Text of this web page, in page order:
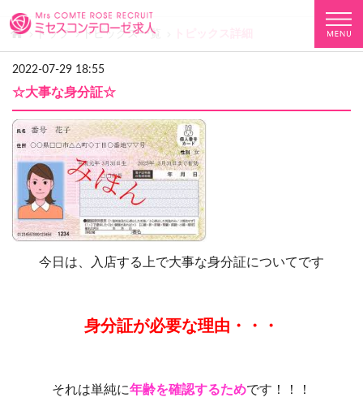
トップ トピックス一覧
2022-07-29 18:55
☆大事な身分証☆
今日は、入店する上で大事な身分証についてです
身分証が必要な理由・・・
それは単純に年齢を確認するためです！！！